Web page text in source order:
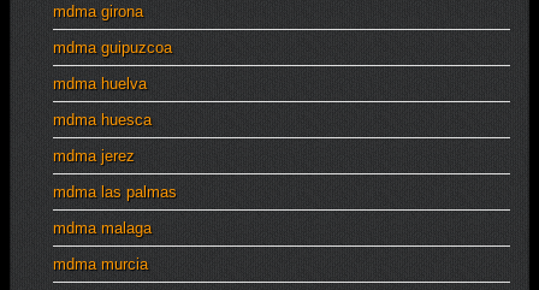
mdma girona
mdma guipuzcoa
mdma huelva
mdma huesca
mdma jerez
mdma las palmas
mdma malaga
mdma murcia